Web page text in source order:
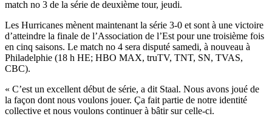
match no 3 de la série de deuxième tour, jeudi.
Les Hurricanes mènent maintenant la série 3-0 et sont à une victoire
d’atteindre la finale de l’Association de l’Est pour une troisième fois
en cinq saisons. Le match no 4 sera disputé samedi, à nouveau à
Philadelphie (18 h HE; HBO MAX, truTV, TNT, SN, TVAS,
CBC).
« C’est un excellent début de série, a dit Staal. Nous avons joué de
la façon dont nous voulons jouer. Ça fait partie de notre identité
collective et nous voulons continuer à bâtir sur celle-ci.